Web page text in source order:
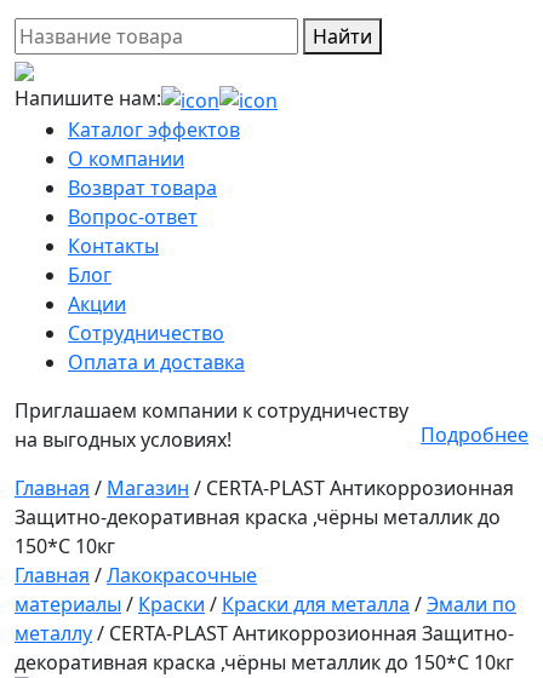
Найти
Напишите нам:
Каталог эффектов
О компании
Возврат товара
Вопрос-ответ
Контакты
Блог
Акции
Сотрудничество
Оплата и доставка
Приглашаем компании к сотрудничеству
на выгодных условиях!
Подробнее
Главная / Магазин / CERTA-PLAST Антикоррозионная
Защитно-декоративная краска ,чёрны металлик до
150*С 10кг
Главная /Лакокрасочные
материалы / Краски / Краски для металла /Эмали по
металлу/ CERTA-PLAST Антикоррозионная Защитно-
декоративная краска ,чёрны металлик до 150*С 10кг